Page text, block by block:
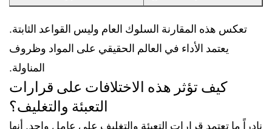
تعكس هذه المقارنة السلوك العام وليس القواعد الثابتة.
يعتمد الأداء في العالم الحقيقي على المواد وظروف
المناولة.
كيف تؤثر هذه الاختلافات على قرارات
التعبئة والتغليف؟
نادراً ما تعتمد قرارات التعبئة والتغليف على عامل واحد. أنها